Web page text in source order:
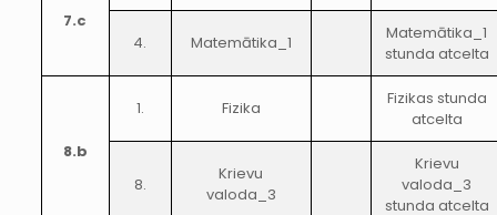
7.c
4. Matemātika_1
Matemātika_1
stunda atcelta
8.b
1. Fizika
Fizikas stunda
atcelta
8.
Krievu
valoda_3
Krievu
valoda_3
stunda atcelta